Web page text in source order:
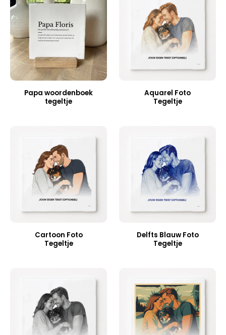
Papa woordenboek
tegeltje
Aquarel Foto
Tegeltje
Cartoon Foto
Tegeltje
Delfts Blauw Foto
Tegeltje